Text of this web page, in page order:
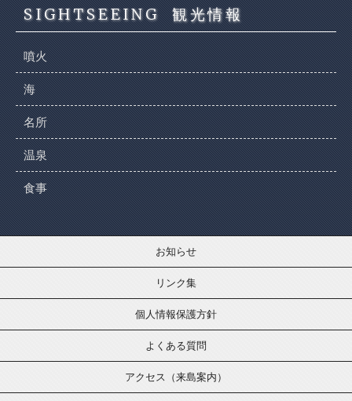
SIGHTSEEING 観光情報
噴火
海
名所
温泉
食事
お知らせ
リンク集
個人情報保護方針
よくある質問
アクセス（来島案内）